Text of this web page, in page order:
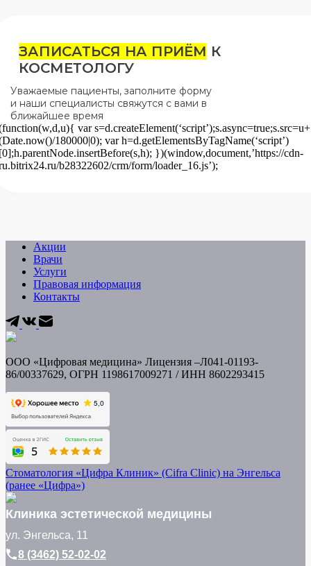
ЗАПИСАТЬСЯ НА ПРИЁМ К
КОСМЕТОЛОГУ
Уважаемые пациенты, заполните форму
и наши специалисты свяжутся с вами в
ближайшее время
var
180000|0); var h=d.getElementsByTagName(‘script’)
})(window,document,’https://cdn-
b28322602/crm/form/loader_16.js’);
Акции
Врачи
Услуги
Правовая информация
Контакты
ООО «Цифровая медицина» Лицензия –Л041-01193-
86/00337629, ОГРН 1198617009271 / ИНН 8602293415
Стоматология «Цифра Клиник» (Cifra Clinic) на Энгельса
(ранее «Цифра»)
Клиника эстетической медицины
ул. Энгельса, 11
8 (3462) 52-02-02